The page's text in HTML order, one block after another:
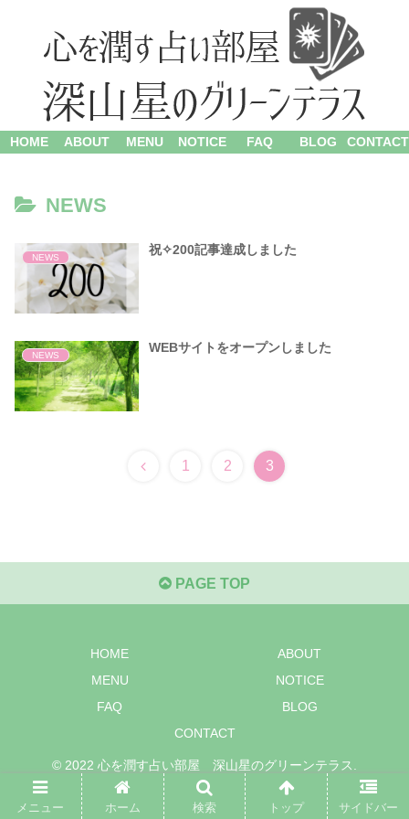
HOME ABOUT MENU NOTICE FAQ BLOG CONTACT
NEWS
NEWS
祝✧200記事達成しました
NEWS
WEBサイトをオープンしました
1 2 3
PAGE TOP
HOME
ABOUT
MENU
NOTICE
FAQ
BLOG
CONTACT
© 2022 心を潤す占い部屋 深山星のグリーンテラス.
メニュー ホーム 検索 トップ サイドバー